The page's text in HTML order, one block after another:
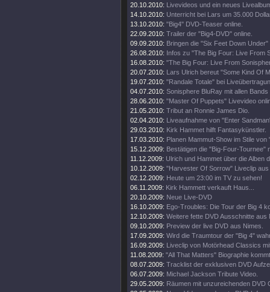
20.10.2010: Livevideos und ein neues
14.10.2010: Unterricht bei Lars um 35.000
13.10.2010: "Big4" DVD-Teaser online.
22.09.2010: Trailer der "Big4-DVD" online.
09.09.2010: Bringen die "Six Feet Down Under"
26.08.2010: Infos zu "The Big Four: Live From
16.08.2010: "The Big Four: Live From
20.07.2010: Lars Ulrich bereut "Some Kind Of
19.07.2010: "Randale Totale" bei
04.07.2010: Sonisphere BluRay mit allen Bands
28.06.2010: "Master Of Puppets" Livevideo
21.05.2010: Tribut an Ronnie James Dio.
02.04.2010: Liveaufnahme von "Enter
29.03.2010: Kirk Hammet hilft Fantasykünstler.
17.03.2010: Planen Mammut-Show im Stile von
15.12.2009: Bestätigen die "Big-Four-Tournee"
11.12.2009: Ulrich und Hammet über die Alben
10.12.2009: "Harvester Of Sorrow" Liveclip
02.12.2009: Heute um 23:00 im TV zu sehen!
06.11.2009: Kirk Hammett verkauft Haus...
20.10.2009: Neue Live-DVD
16.10.2009: Ego-Troubles: Die Tour der Big 4
12.10.2009: Weitere fette DVD Ausschnitte aus
09.10.2009: Preview der live DVD aus Nimes.
17.09.2009: Wird die Traumtour der "Big 4"
16.09.2009: Liveclip von Motörhead Classics
11.08.2009: "All That Matters" Biographie
08.07.2009: Tracklist der exklusiven DVD
06.07.2009: Michael Jackson Tribute Video.
29.05.2009: Räumen mit unzureichenden DVD